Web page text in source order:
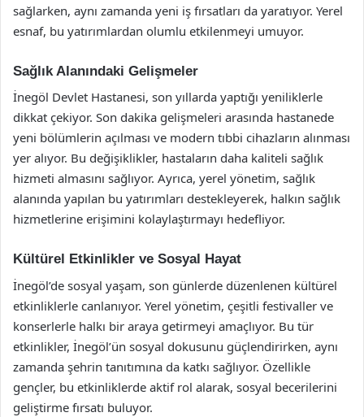
sağlarken, aynı zamanda yeni iş fırsatları da yaratıyor. Yerel
esnaf, bu yatırımlardan olumlu etkilenmeyi umuyor.
Sağlık Alanındaki Gelişmeler
İnegöl Devlet Hastanesi, son yıllarda yaptığı yeniliklerle
dikkat çekiyor. Son dakika gelişmeleri arasında hastanede
yeni bölümlerin açılması ve modern tıbbi cihazların alınması
yer alıyor. Bu değişiklikler, hastaların daha kaliteli sağlık
hizmeti almasını sağlıyor. Ayrıca, yerel yönetim, sağlık
alanında yapılan bu yatırımları destekleyerek, halkın sağlık
hizmetlerine erişimini kolaylaştırmayı hedefliyor.
Kültürel Etkinlikler ve Sosyal Hayat
İnegöl’de sosyal yaşam, son günlerde düzenlenen kültürel
etkinliklerle canlanıyor. Yerel yönetim, çeşitli festivaller ve
konserlerle halkı bir araya getirmeyi amaçlıyor. Bu tür
etkinlikler, İnegöl’ün sosyal dokusunu güçlendirirken, aynı
zamanda şehrin tanıtımına da katkı sağlıyor. Özellikle
gençler, bu etkinliklerde aktif rol alarak, sosyal becerilerini
geliştirme fırsatı buluyor.